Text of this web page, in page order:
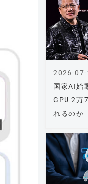
国家AI始
GPU 2万
れるのか
2026-07-